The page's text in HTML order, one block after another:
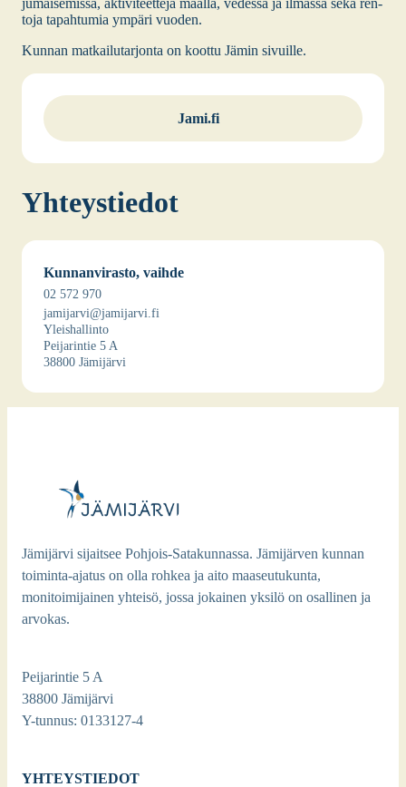
ju­mai­se­mis­sa, akti­vi­teet­te­ja maal­la, vedes­sä ja ilmas­sa sekä ren­
to­ja tapah­tu­mia ympä­ri vuo­den.
Kun­nan mat­kai­lu­tar­jon­ta on koot­tu Jämin sivuil­le.
Jami.fi
Yhteys­tie­dot
Kun­nan­vi­ras­to, vaih­de
02 572 970
jamijarvi@jamijarvi.fi
Yleis­hal­lin­to
Pei­ja­rin­tie 5 A
38800 Jämi­jär­vi
Jämijärvi sijaitsee Pohjois-Satakunnassa. Jämijärven kunnan
toiminta-ajatus on olla rohkea ja aito maaseutukunta,
monitoimijainen yhteisö, jossa jokainen yksilö on osallinen ja
arvokas.
Peijarintie 5 A
38800 Jämijärvi
Y-tunnus: 0133127-4
YHTEYSTIEDOT